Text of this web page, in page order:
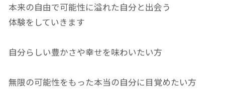
本来の自由で可能性に溢れた自分と出会う
体験をしていきます
自分らしい豊かさや幸せを味わいたい方
無限の可能性をもった本当の自分に目覚めたい方